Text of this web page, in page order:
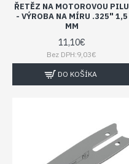
ŘETĚZ NA MOTOROVOU PILU
- VÝROBA NA MÍRU .325" 1,5
MM
11,10€
Bez DPH:9,03€
DO KOŠÍKA